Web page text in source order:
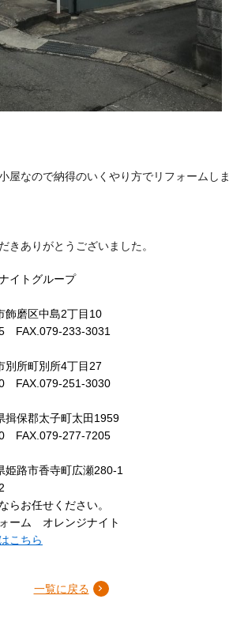
屋なので納得のいくやり方でリフォームしま
きありがとうございました。
イトグループ
飾磨区中島2丁目10
FAX.079-233-3031
別所町別所4丁目27
FAX.079-251-3030
揖保郡太子町太田1959
FAX.079-277-7205
姫路市香寺町広瀬280-1
らお任せください。
ーム オレンジナイト
こちら
一覧に戻る